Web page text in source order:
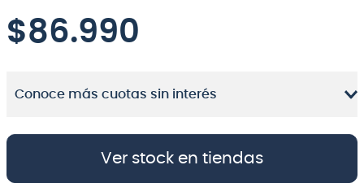
$86.990
Conoce más cuotas sin interés
Ver stock en tiendas
9.
micrófono